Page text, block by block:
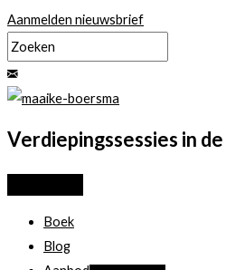
Ga
naar
de
inhoud
Aanmelden nieuwsbrief
Verdiepingssessies in
Boek
Blog